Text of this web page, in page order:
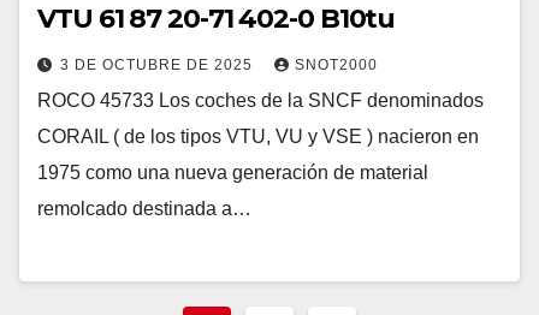
VTU 61 87 20-71 402-0 B10tu
3 DE OCTUBRE DE 2025 SNOT2000
ROCO 45733 Los coches de la SNCF denominados
CORAIL ( de los tipos VTU, VU y VSE ) nacieron en
1975 como una nueva generación de material
remolcado destinada a…